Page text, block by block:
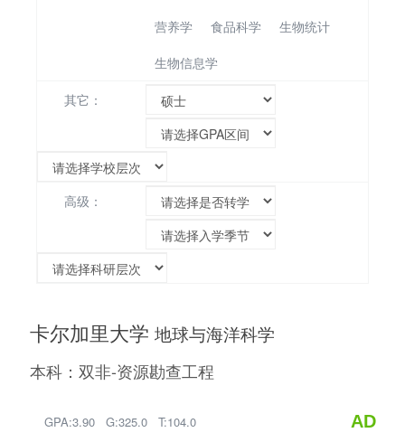
营养学
食品科学
生物统计
生物信息学
其它：
高级：
卡尔加里大学 地球与海洋科学
本科：双非-资源勘查工程
GPA:3.90 G:325.0 T:104.0 AD